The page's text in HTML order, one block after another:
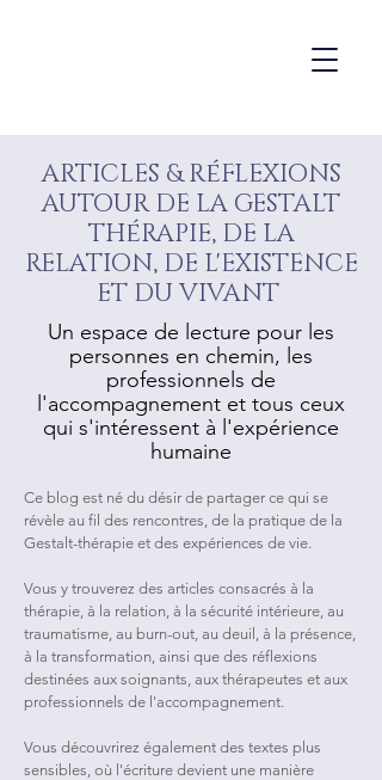
ARTICLES & RéFLEXIONS
AUTOUR DE LA GESTALT
THéRAPIE, DE LA
RELATION, DE L'EXISTENCE
ET DU VIVANT
Un espace de lecture pour les
personnes en chemin, les
professionnels de
l'accompagnement et tous ceux
qui s'intéressent à l'expérience
humaine
Ce blog est né du désir de partager ce qui se
révèle au fil des rencontres, de la pratique de la
Gestalt-thérapie et des expériences de vie.
Vous y trouverez des articles consacrés à la
thérapie, à la relation, à la sécurité intérieure, au
traumatisme, au burn-out, au deuil, à la présence,
à la transformation, ainsi que des réflexions
destinées aux soignants, aux thérapeutes et aux
professionnels de l'accompagnement.
Vous découvrirez également des textes plus
sensibles, où l'écriture devient une manière